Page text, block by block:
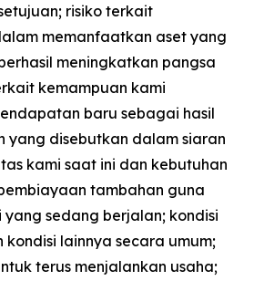
risiko terkait
memanfaatkan aset yang
meningkatkan pangsa
kemampuan kami
baru sebagai hasil
yang disebutkan dalam siaran
kami saat ini dan kebutuhan
tambahan guna
sedang berjalan; kondisi
kondisi lainnya secara umum;
terus menjalankan usaha;